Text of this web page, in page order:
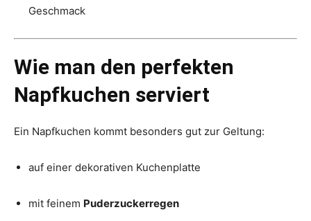
Geschmack
Wie man den perfekten
Napfkuchen serviert
Ein Napfkuchen kommt besonders gut zur Geltung:
auf einer dekorativen Kuchenplatte
mit feinem Puderzuckerregen